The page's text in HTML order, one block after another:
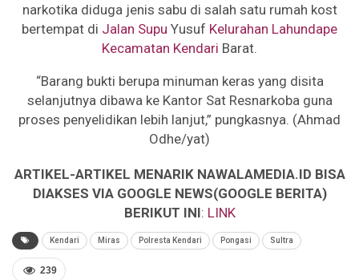
narkotika diduga jenis sabu di salah satu rumah kost
bertempat di Jalan Supu Yusuf Kelurahan Lahundape
Kecamatan Kendari Barat.
“Barang bukti berupa minuman keras yang disita
selanjutnya dibawa ke Kantor Sat Resnarkoba guna
proses penyelidikan lebih lanjut,” pungkasnya. (Ahmad
Odhe/yat)
ARTIKEL-ARTIKEL MENARIK NAWALAMEDIA.ID BISA
DIAKSES VIA GOOGLE NEWS(GOOGLE BERITA)
BERIKUT INI: LINK
Kendari Miras Polresta Kendari Pongasi Sultra
239